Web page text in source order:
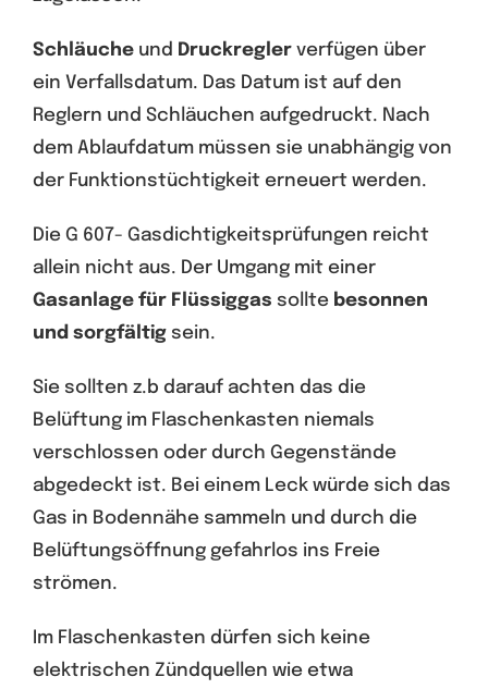
Schläucheund Druckreglerverfügen über
ein Verfallsdatum. Das Datum ist auf den
Reglern und Schläuchen aufgedruckt. Nach
dem Ablaufdatum müssen sie unabhängig von
der Funktionstüchtigkeit erneuert werden.
Die G 607- Gasdichtigkeitsprüfungen reicht
allein nicht aus. Der Umgang mit einer
Gasanlage für Flüssiggas solltebesonnen
und sorgfältig sein.
Sie sollten z.b darauf achten das die
Belüftung im Flaschenkasten niemals
verschlossen oder durch Gegenstände
abgedeckt ist. Bei einem Leck würde sich das
Gas in Bodennähe sammeln und durch die
Belüftungsöffnung gefahrlos ins Freie
strömen.
Im Flaschenkasten dürfen sich keine
elektrischen Zündquellen wie etwa